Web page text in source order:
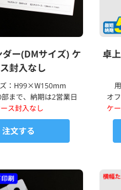
ー(DMサイズ) ケ
封入なし
：H99×W150mm
まで、納期は2営業日
ス封入なし
注文する
卓
オ
ケ